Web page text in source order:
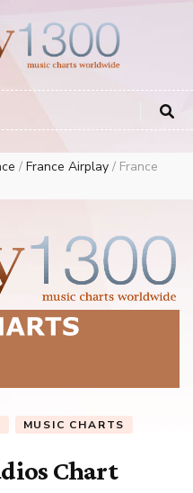
/ France Airplay / France
MUSIC CHARTS
Chart